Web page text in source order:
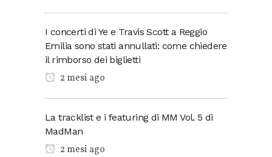
I concerti di Ye e Travis Scott a Reggio
Emilia sono stati annullati: come chiedere
il rimborso dei biglietti
2 mesi ago
La tracklist e i featuring di MM Vol. 5 di
MadMan
2 mesi ago